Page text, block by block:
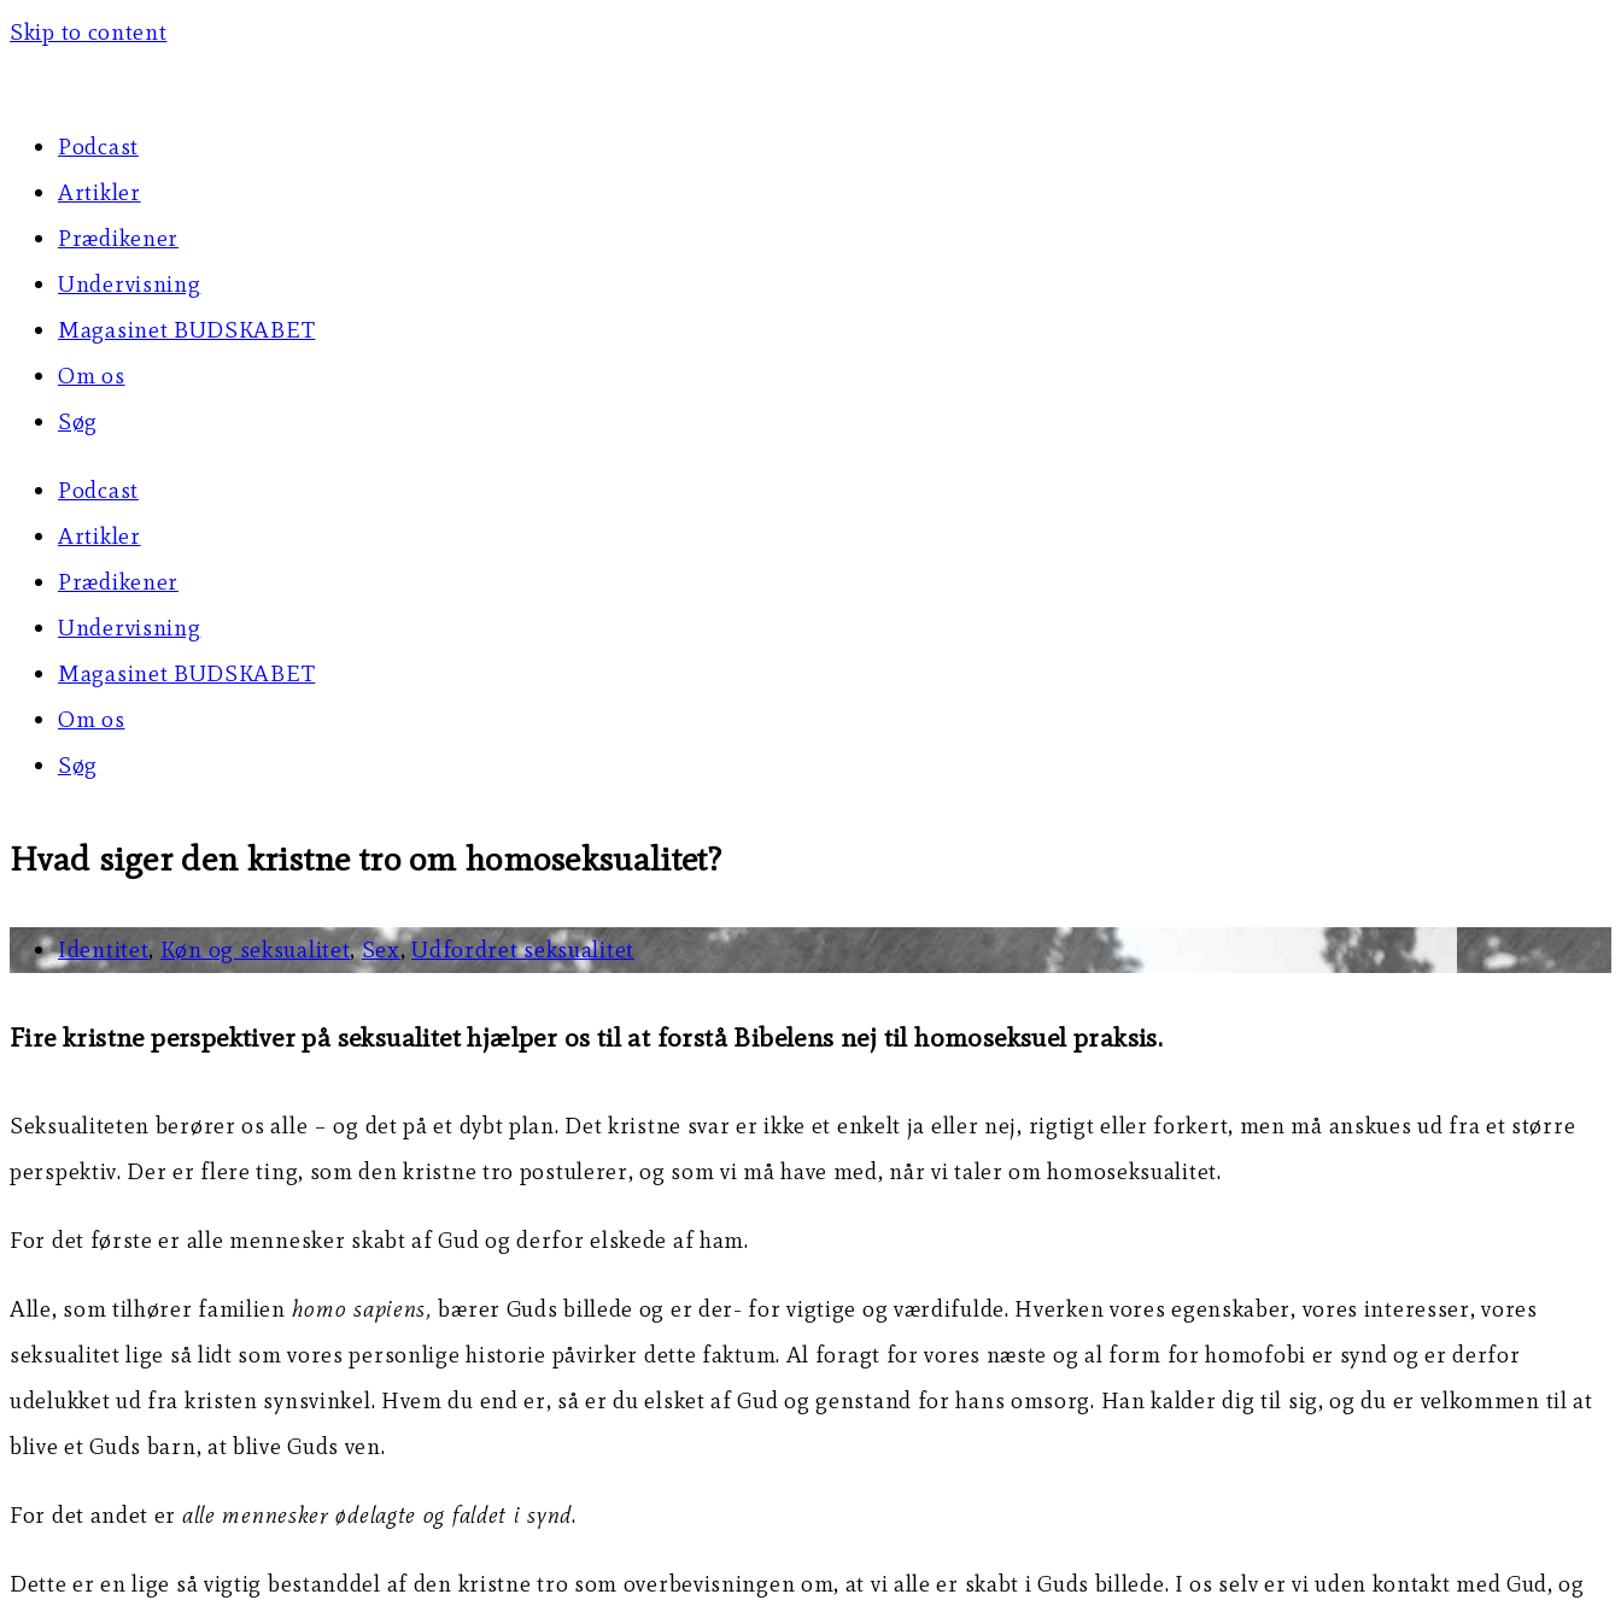
Skip to content
Podcast
Artikler
Prædikener
Undervisning
Magasinet BUDSKABET
Om os
Søg
Podcast
Artikler
Prædikener
Undervisning
Magasinet BUDSKABET
Om os
Søg
Hvad siger den kristne tro om homoseksualitet?
Identitet, Køn og seksualitet,Sex,Udfordret seksualitet
Fire kristne perspektiver på seksualitet hjælper os til at forstå Bibelens nej til homoseksuel praksis.
Seksualiteten berører os alle – og det på et dybt plan. Det kristne svar er ikke et enkelt ja eller nej, rigtigt eller forkert, men må anskues ud fra et større
perspektiv. Der er flere ting, som den kristne tro postulerer, og som vi må have med, når vi taler om homoseksualitet.
For det første er alle mennesker skabt af Gud og derfor elskede af ham.
Alle, som tilhører familien homo sapiens,bærer Guds billede og er der- for vigtige og værdifulde. Hverken vores egenskaber, vores interesser, vores
seksualitet lige så lidt som vores personlige historie påvirker dette faktum. Al foragt for vores næste og al form for homofobi er synd og er derfor
udelukket ud fra kristen synsvinkel. Hvem du end er, så er du elsket af Gud og genstand for hans omsorg. Han kalder dig til sig, og du er velkommen til at
blive et Guds barn, at blive Guds ven.
For det andet er alle mennesker ødelagte og faldet i synd.
Dette er en lige så vigtig bestanddel af den kristne tro som overbevisningen om, at vi alle er skabt i Guds billede. I os selv er vi uden kontakt med Gud, og